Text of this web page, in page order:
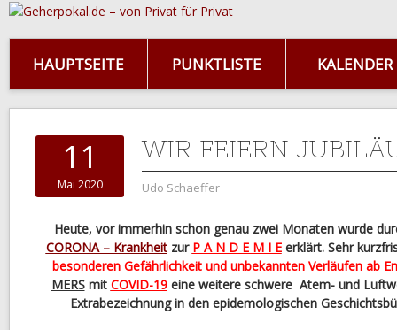
HAUPTSEITE PUNKTLISTE KALENDER
11
Mai 2020
WIR FEIERN
Udo Schaeffer
Heute, vor immerhin schon genau zwei Monaten wurde
CORONA – Krankheitzur P A N D E M I Eerklärt. Sehr
besonderen Gefährlichkeit und unbekannten Verläufen ab
MERSmit COVID-19eine weitere schwere Atem- und
Extrabezeichnung in den epidemologischen